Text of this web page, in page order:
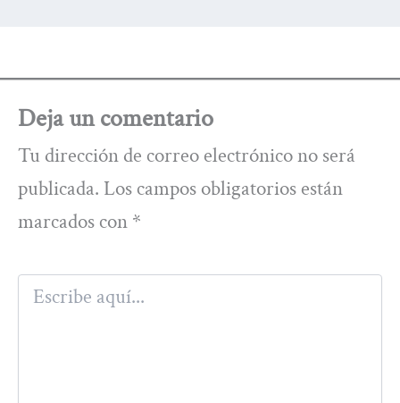
Deja un comentario
Tu dirección de correo electrónico no será
publicada. Los campos obligatorios están
marcados con *
Escribe
aquí...